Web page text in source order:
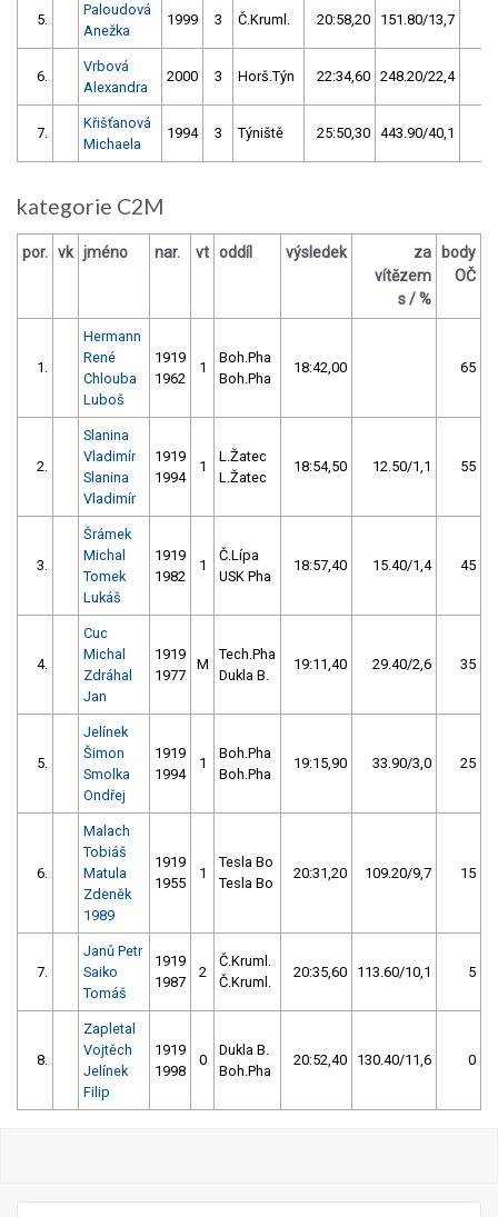
5.
Paloudová
Anežka
1999 3 Č.Kruml. 20:58,20 151.80/13,7
6.
Vrbová
Alexandra
2000 3 Horš.Týn 22:34,60 248.20/22,4
7.
Křišťanová
Michaela
1994 3 Týniště 25:50,30 443.90/40,1
kategorie C2M
por. vk jméno nar. vt oddíl výsledek
za
vítězem
s / %
body
OČ
1.
Hermann
René
Chlouba
Luboš
1919
1962
1
Boh.Pha
Boh.Pha
18:42,00 65
2.
Slanina
Vladimír
Slanina
Vladimír
1919
1994
1
L.Žatec
L.Žatec
18:54,50 12.50/1,1 55
3.
Šrámek
Michal
Tomek
Lukáš
1919
1982
1
Č.Lípa
USK Pha
18:57,40 15.40/1,4 45
4.
Cuc
Michal
Zdráhal
Jan
1919
1977
M
Tech.Pha
Dukla B.
19:11,40 29.40/2,6 35
5.
Jelínek
Šimon
Smolka
Ondřej
1919
1994
1
Boh.Pha
Boh.Pha
19:15,90 33.90/3,0 25
6.
Malach
Tobiáš
Matula
Zdeněk
1989
1919
1955
1
Tesla Bo
Tesla Bo
20:31,20 109.20/9,7 15
7.
Janů Petr
Saiko
Tomáš
1919
1987
2
Č.Kruml.
Č.Kruml.
20:35,60 113.60/10,1 5
8.
Zapletal
Vojtěch
Jelínek
Filip
1919
1998
0
Dukla B.
Boh.Pha
20:52,40 130.40/11,6 0